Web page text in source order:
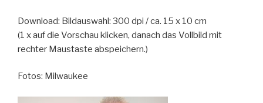
Download: Bildauswahl: 300 dpi / ca. 15 x 10 cm
(1 x auf die Vorschau klicken, danach das Vollbild mit
rechter Maustaste abspeichern.)
Fotos: Milwaukee